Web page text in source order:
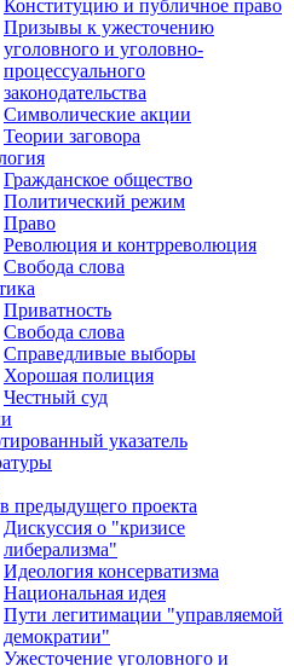
Конституцию и публичное право
Призывы к ужесточению
уголовного и уголовно-
процессуального
законодательства
Символические акции
Теории заговора
Гражданское общество
Политический режим
Право
Революция и контрреволюция
Свобода слова
Приватность
Свобода слова
Справедливые выборы
Хорошая полиция
Честный суд
указатель
предыдущего проекта
Дискуссия о "кризисе
либерализма"
Идеология консерватизма
Национальная идея
Пути легитимации "управляемой
демократии"
Ужесточение уголовного и